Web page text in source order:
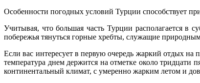
Особенности погодных условий Турции способствует
Учитывая, что большая часть Турции располагается в
побережья тянуться горные хребты, служащие
Если вас интересует в первую очередь жаркий отдых на
температура днем держится на отметке около
континентальный климат, с умеренно жарким летом и